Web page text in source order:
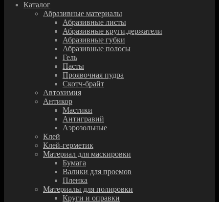
Каталог
Абразивные материалы
Абразивные листы
Абразивные круги,держатели
Абразивные губки
Абразивные полосы
Гель
Пасты
Проявочная пудра
Скотч-брайт
Автохимия
Антикор
Мастики
Антигравий
Аэрозольные
Клей
Клей-герметик
Материал для маскировки
Бумага
Валики для проемов
Пленка
Материалы для полировки
Круги и оправки